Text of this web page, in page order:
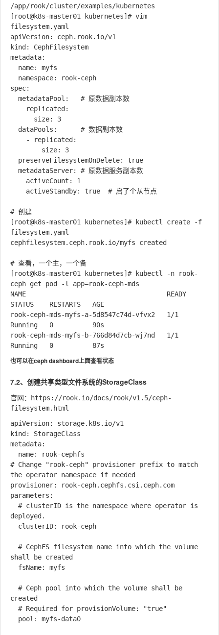
/app/rook/cluster/examples/kubernetes
[root@k8s-master01 kubernetes]# vim
filesystem.yaml
apiVersion: ceph.rook.io/v1
kind: CephFilesystem
metadata:
spec:
# 创建
[root@k8s-master01 kubernetes]# kubectl create -f
filesystem.yaml
cephfilesystem.ceph.rook.io/myfs created
# 查看，一个主，一个备
[root@k8s-master01 kubernetes]# kubectl -n rook-
ceph get pod -l app=rook-ceph-mds
NAME                                    READY
STATUS    RESTARTS   AGE
rook-ceph-mds-myfs-a-5d8547c74d-vfvx2   1/1
Running   0          90s
rook-ceph-mds-myfs-b-766d84d7cb-wj7nd   1/1
也可以在ceph dashboard上面查看状态
7.2、创建共享类型文件系统的StorageClass
官网：https://rook.io/docs/rook/v1.5/ceph-
apiVersion: storage.k8s.io/v1
kind: StorageClass
metadata:
# Change "rook-ceph" provisioner prefix to match
the operator namespace if needed
provisioner: rook-ceph.cephfs.csi.ceph.com
parameters:
deployed.
shall be created
created